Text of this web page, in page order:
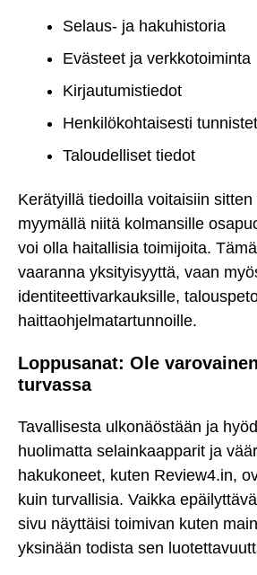
Selaus- ja hakuhistoria
Evästeet ja verkkotoiminta
Kirjautumistiedot
Henkilökohtaisesti
Taloudelliset tiedot
Kerätyillä tiedoilla voitaisiin
myymällä niitä kolmansille
voi olla haitallisia toimijoita.
vaaranna yksityisyyttä, vaan
identiteettivarkauksille,
haittaohjelmatartunnoille.
Loppusanat: Ole
turvassa
Tavallisesta ulkonäöstään ja
huolimatta selainkaapparit ja
hakukoneet, kuten Review4.in,
kuin turvallisia. Vaikka
sivu näyttäisi toimivan kuten
yksinään todista sen